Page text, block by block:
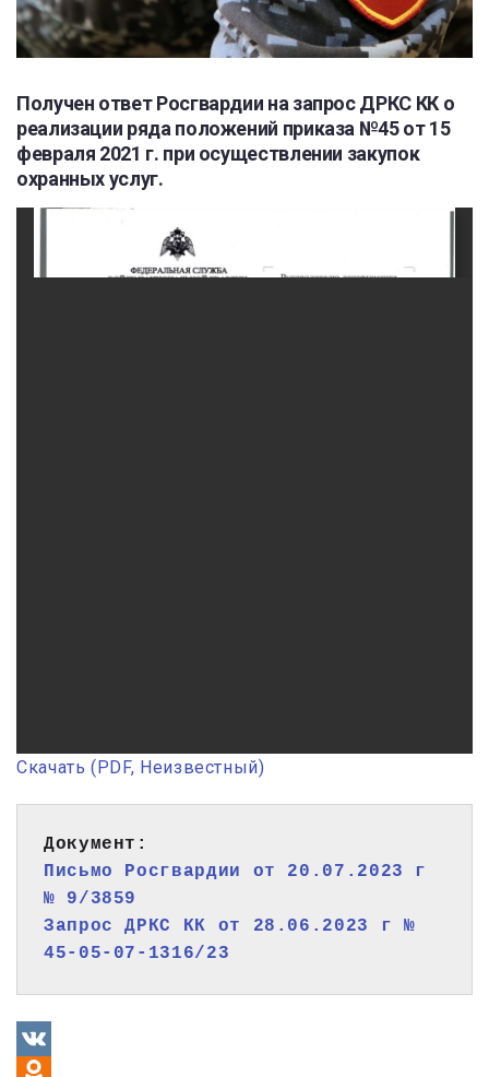
Получен ответ Росгвардии на запрос ДРКС КК о
реализации ряда положений приказа №45 от 15
февраля 2021 г. при осуществлении закупок
охранных услуг.
Скачать (PDF, Неизвестный)
Документ:
Письмо Росгвардии от 20.07.2023 г
№ 9/3859
Запрос ДРКС КК от 28.06.2023 г №
45-05-07-1316/23